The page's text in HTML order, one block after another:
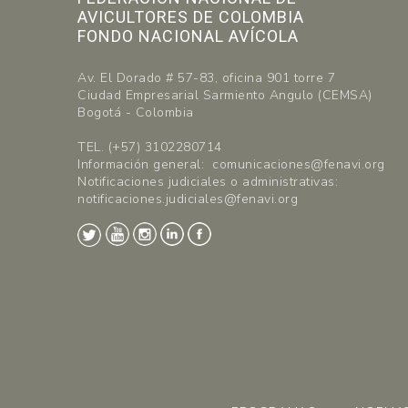
AVICULTORES DE COLOMBIA
FONDO NACIONAL AVÍCOLA
Av. El Dorado # 57-83, oficina 901 torre 7
Ciudad Empresarial Sarmiento Angulo (CEMSA)
Bogotá - Colombia
TEL. (+57) 3102280714
Información general: comunicaciones@fenavi.org
Notificaciones judiciales o administrativas:
notificaciones.judiciales@fenavi.org